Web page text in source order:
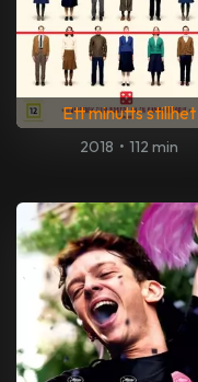
Ett minutts stillhet
2018 • 112 min